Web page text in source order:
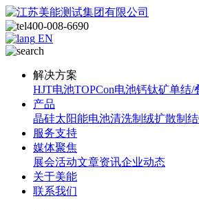
400-008-6690
EN
解决方案
HJT电池TOPCon电池钙钛矿单结/
产品
晶硅太阳能电池清洗制绒扩散制结
服务支持
媒体聚焦
展会活动文章资讯企业动态
关于美能
联系我们